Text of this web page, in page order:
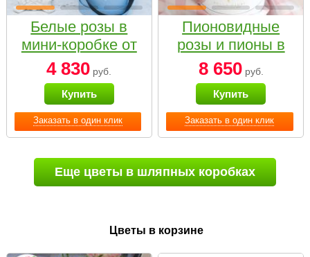
Заказать в один клик
Белые розы в
мини-коробке от
Bella Fiori
4 830 руб.
Купить
Заказать в один клик
Пионовидные
розы и пионы в
белой коробке
Small
8 650руб.
Купить
Еще цветы в шляпных коробках
Цветы в корзине